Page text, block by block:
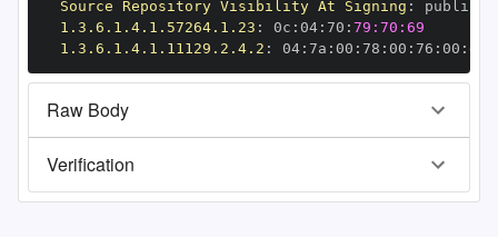
Source Repository Visibility At Signing :
1.3.6.1.4.1.57264.1.23 : 0c : 04: 70 : 79:70:69
1.3.6.1.4.1.11129.2.4.2 : 04: 7a : 00 : 78 : 00 : 76 : 00 : dd
Raw Body
Verification